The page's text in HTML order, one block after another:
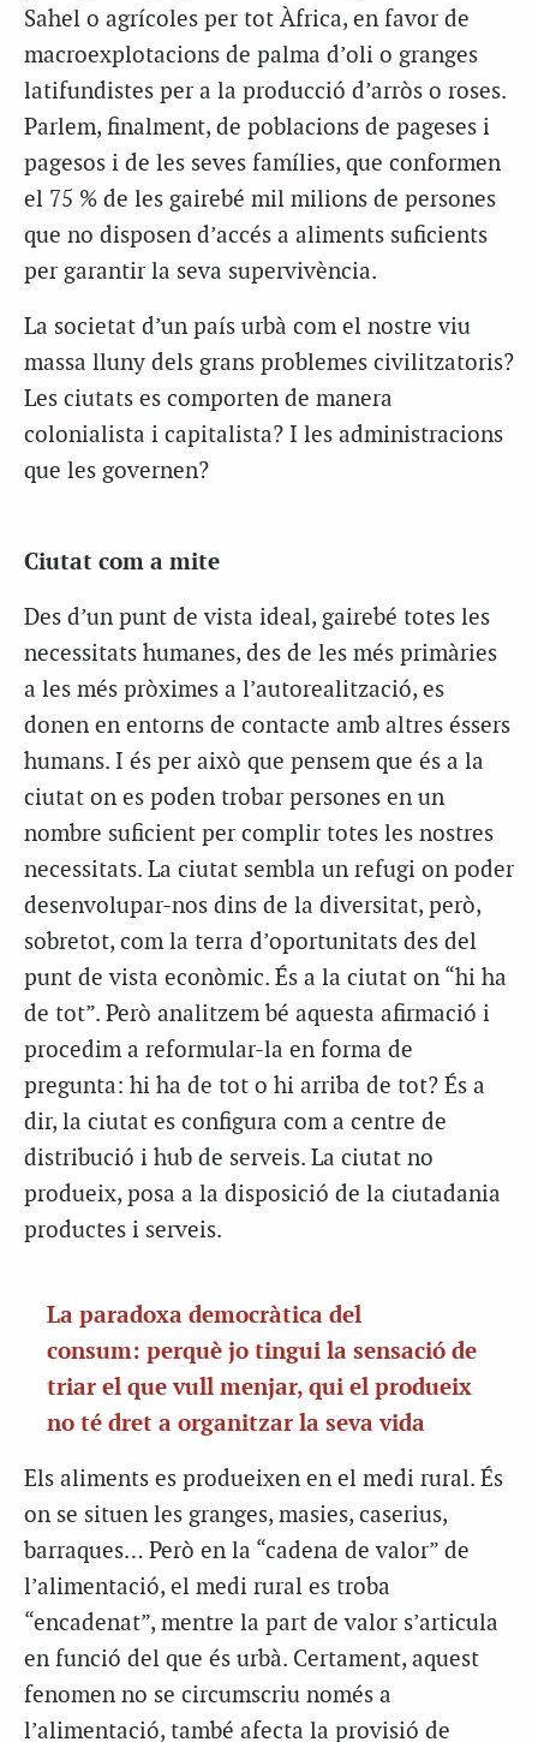
Sahel o agrícoles per tot Àfrica, en favor de
macroexplotacions de palma d’oli o granges
latifundistes per a la producció d’arròs o roses.
Parlem, finalment, de poblacions de pageses i
pagesos i de les seves famílies, que conformen
el 75 % de les gairebé mil milions de persones
que no disposen d’accés a aliments suficients
per garantir la seva supervivència.
La societat d’un país urbà com el nostre viu
massa lluny dels grans problemes civilitzatoris?
Les ciutats es comporten de manera
colonialista i capitalista? I les administracions
que les governen?
Ciutat com a mite
Des d’un punt de vista ideal, gairebé totes les
necessitats humanes, des de les més primàries
a les més pròximes a l’autorealització, es
donen en entorns de contacte amb altres éssers
humans. I és per això que pensem que és a la
ciutat on es poden trobar persones en un
nombre suficient per complir totes les nostres
necessitats. La ciutat sembla un refugi on poder
desenvolupar-nos dins de la diversitat, però,
sobretot, com la terra d’oportunitats des del
punt de vista econòmic. És a la ciutat on “hi ha
de tot”. Però analitzem bé aquesta afirmació i
procedim a reformular-la en forma de
pregunta: hi ha de tot o hi arriba de tot? És a
dir, la ciutat es configura com a centre de
distribució i hub de serveis. La ciutat no
produeix, posa a la disposició de la ciutadania
productes i serveis.
La paradoxa democràtica del
consum: perquè jo tingui la sensació de
triar el que vull menjar, qui el produeix
no té dret a organitzar la seva vida
Els aliments es produeixen en el medi rural. És
on se situen les granges, masies, caserius,
barraques… Però en la “cadena de valor” de
l’alimentació, el medi rural es troba
“encadenat”, mentre la part de valor s’articula
en funció del que és urbà. Certament, aquest
fenomen no se circumscriu només a
l’alimentació, també afecta la provisió de